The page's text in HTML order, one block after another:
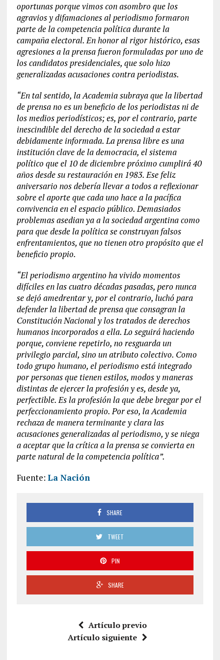
oportunas porque vimos con asombro que los
agravios y difamaciones al periodismo formaron
parte de la competencia política durante la
campaña electoral. En honor al rigor histórico, esas
agresiones a la prensa fueron formuladas por uno de
los candidatos presidenciales, que solo hizo
generalizadas acusaciones contra periodistas.
“En tal sentido, la Academia subraya que la libertad
de prensa no es un beneficio de los periodistas ni de
los medios periodísticos; es, por el contrario, parte
inescindible del derecho de la sociedad a estar
debidamente informada. La prensa libre es una
institución clave de la democracia, el sistema
político que el 10 de diciembre próximo cumplirá 40
años desde su restauración en 1983. Ese feliz
aniversario nos debería llevar a todos a reflexionar
sobre el aporte que cada uno hace a la pacífica
convivencia en el espacio público. Demasiados
problemas asedian ya a la sociedad argentina como
para que desde la política se construyan falsos
enfrentamientos, que no tienen otro propósito que el
beneficio propio.
“El periodismo argentino ha vivido momentos
difíciles en las cuatro décadas pasadas, pero nunca
se dejó amedrentar y, por el contrario, luchó para
defender la libertad de prensa que consagran la
Constitución Nacional y los tratados de derechos
humanos incorporados a ella. Lo seguirá haciendo
porque, conviene repetirlo, no resguarda un
privilegio parcial, sino un atributo colectivo. Como
todo grupo humano, el periodismo está integrado
por personas que tienen estilos, modos y maneras
distintas de ejercer la profesión y es, desde ya,
perfectible. Es la profesión la que debe bregar por el
perfeccionamiento propio. Por eso, la Academia
rechaza de manera terminante y clara las
acusaciones generalizadas al periodismo, y se niega
a aceptar que la crítica a la prensa se convierta en
parte natural de la competencia política”.
Fuente: La Nación
SHARE
TWEET
PIN
SHARE
Artículo previo
Artículo siguiente